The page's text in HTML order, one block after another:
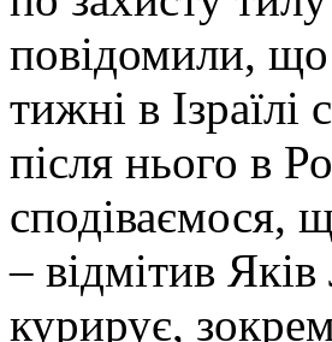
повідомили, що
тижні в
після нього в
сподіваємося,
– відмітив
курирує,